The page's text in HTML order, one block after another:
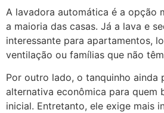
A lavadora automática é a opção
a maioria das casas. Já a lava e
interessante para apartamentos,
ventilação ou famílias que não
Por outro lado, o tanquinho ainda
alternativa econômica para quem
inicial. Entretanto, ele exige mais